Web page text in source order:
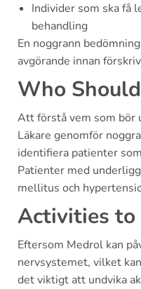
Individer som ska få
behandling
En noggrann
avgörande innan
Who
Att förstå vem som bör
Läkare genomför
identifiera patienter
Patienter med
mellitus och
Activities
Eftersom Medrol kan
nervsystemet, vilket
det viktigt att undvika